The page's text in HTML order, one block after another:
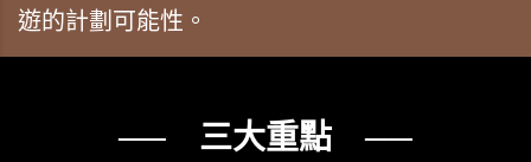
遊的計劃可能性。
── 三大重點 ──